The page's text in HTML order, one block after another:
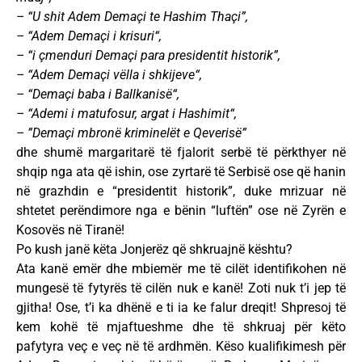
– “U shit Adem Demaçi te Hashim Thaçi”,
– “Adem Demaçi i krisuri“,
– “i çmenduri Demaçi para presidentit historik”,
– “Adem Demaçi vëlla i shkijeve“,
– “Demaçi baba i Ballkanisë“,
– “Ademi i matufosur, argat i Hashimit“,
– ”Demaçi mbronë kriminelët e Qeverisë”
dhe shumë margaritarë të fjalorit serbë të përkthyer në
shqip nga ata që ishin, ose zyrtarë të Serbisë ose që hanin
në grazhdin e “presidentit historik”, duke mrizuar në
shtetet perëndimore nga e bënin “luftën” ose në Zyrën e
Kosovës në Tiranë!
Po kush janë këta Jonjerëz që shkruajnë kështu?
Ata kanë emër dhe mbiemër me të cilët identifikohen në
mungesë të fytyrës të cilën nuk e kanë! Zoti nuk t’i jep të
gjitha! Ose, t’i ka dhënë e ti ia ke falur dreqit! Shpresoj të
kem kohë të mjaftueshme dhe të shkruaj për këto
pafytyra veç e veç në të ardhmën. Këso kualifikimesh për